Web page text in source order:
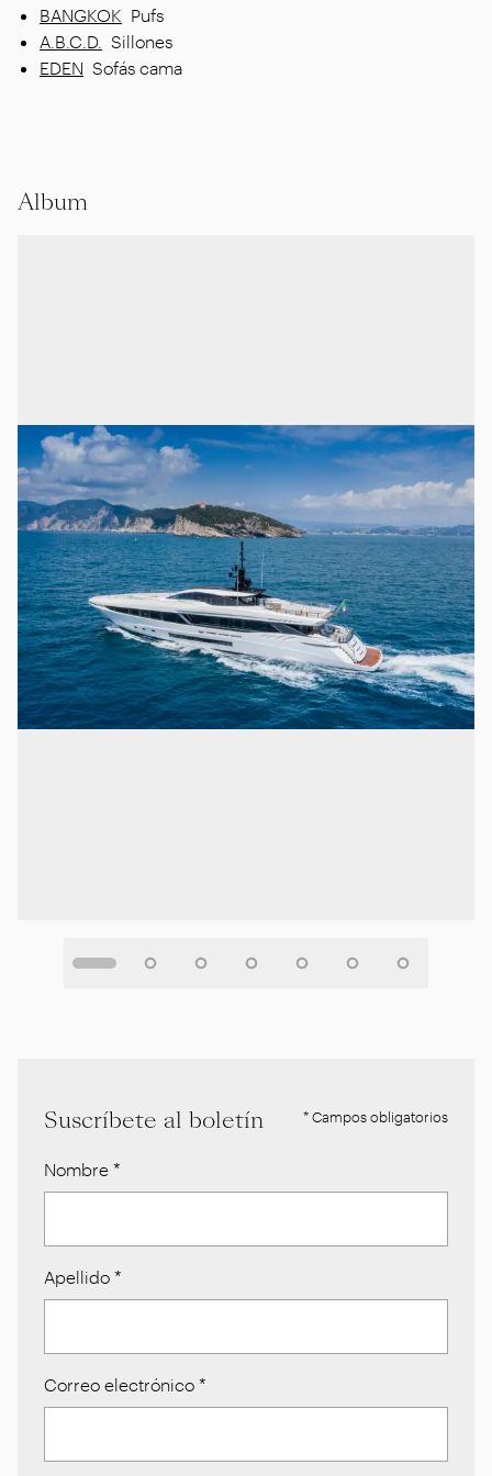
BANGKOK Pufs
A.B.C.D. Sillones
EDEN Sofás cama
Album
Suscríbete al boletín * Campos obligatorios
Nombre *
Apellido *
Correo electrónico *